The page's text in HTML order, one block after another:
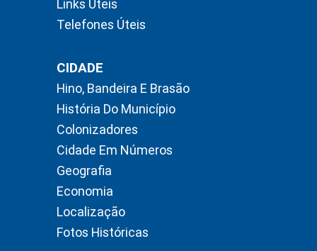
Links Úteis
Telefones Úteis
CIDADE
Hino, Bandeira E Brasão
História Do Município
Colonizadores
Cidade Em Números
Geografia
Economia
Localização
Fotos Históricas